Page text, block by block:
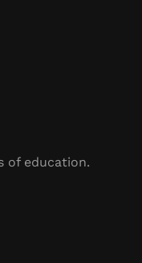
of education.